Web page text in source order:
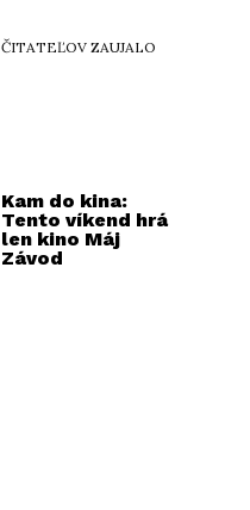
ČITATEĽOV ZAUJALO
Kam do kina:
Tento víkend hrá
len kino Máj
Závod